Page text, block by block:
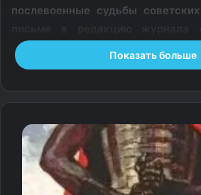
послевоенные судьбы
КПСС» в 1967-м Пётр
рассказывал, что многие
руководителей обороны
Архивные данные и последующие
показывают, что судьба Гаврилова
Показать больше